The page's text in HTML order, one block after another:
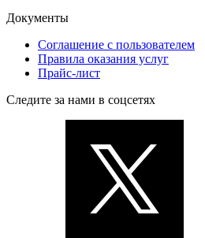
Документы
Соглашение с пользователем
Правила оказания услуг
Прайс-лист
Следите за нами в соцсетях